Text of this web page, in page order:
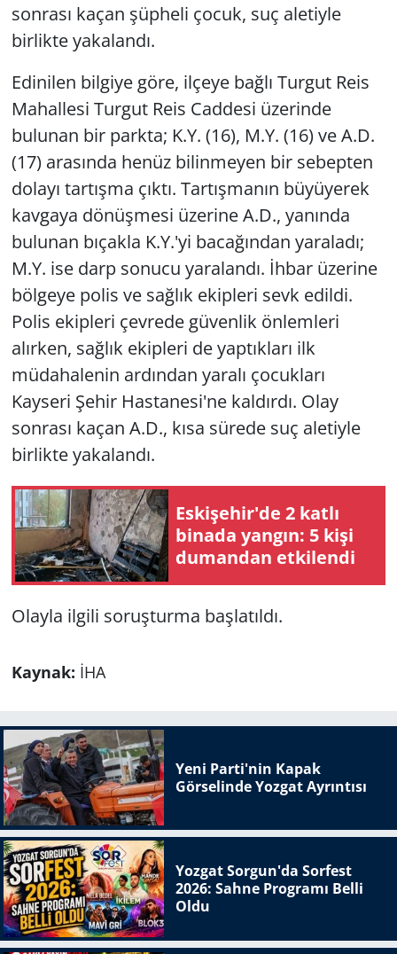
sonrası kaçan şüpheli çocuk, suç aletiyle
birlikte yakalandı.
Edinilen bilgiye göre, ilçeye bağlı Turgut Reis
Mahallesi Turgut Reis Caddesi üzerinde
bulunan bir parkta; K.Y. (16), M.Y. (16) ve A.D.
(17) arasında henüz bilinmeyen bir sebepten
dolayı tartışma çıktı. Tartışmanın büyüyerek
kavgaya dönüşmesi üzerine A.D., yanında
bulunan bıçakla K.Y.'yi bacağından yaraladı;
M.Y. ise darp sonucu yaralandı. İhbar üzerine
bölgeye polis ve sağlık ekipleri sevk edildi.
Polis ekipleri çevrede güvenlik önlemleri
alırken, sağlık ekipleri de yaptıkları ilk
müdahalenin ardından yaralı çocukları
Kayseri Şehir Hastanesi'ne kaldırdı. Olay
sonrası kaçan A.D., kısa sürede suç aletiyle
birlikte yakalandı.
Eskişehir'de 2 katlı
binada yangın: 5 kişi
dumandan etkilendi
Olayla ilgili soruşturma başlatıldı.
Kaynak: İHA
Yeni Parti'nin Kapak
Görselinde Yozgat Ayrıntısı
Yozgat Sorgun'da Sorfest
2026: Sahne Programı Belli
Oldu